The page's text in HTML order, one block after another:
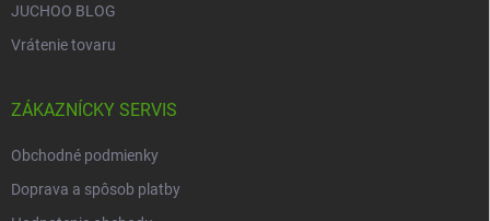
JUCHOO BLOG
Vrátenie tovaru
ZÁKAZNÍCKY SERVIS
Obchodné podmienky
Doprava a spôsob platby